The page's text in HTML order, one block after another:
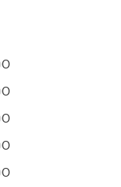
0
0
0
0
0